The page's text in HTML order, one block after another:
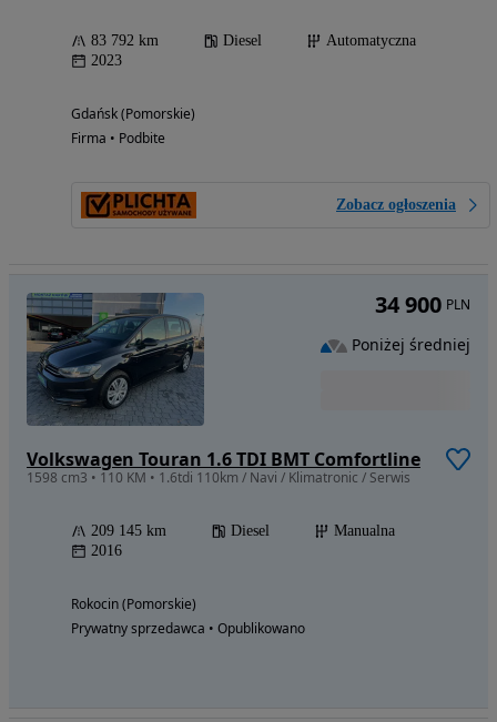
83 792 km Diesel
Automatyczna
2023
Gdańsk (Pomorskie)
Firma • Podbite
Zobacz ogłoszenia
Volkswagen Touran 1.6 TDI BMT Comfortline
1598 cm3 • 110 KM • 1.6tdi 110km / Navi / Klimatronic / Serwis
209 145 km Diesel
Manualna
2016
Rokocin (Pomorskie)
Prywatny sprzedawca • Opublikowano
34 900 PLN
Poniżej średniej